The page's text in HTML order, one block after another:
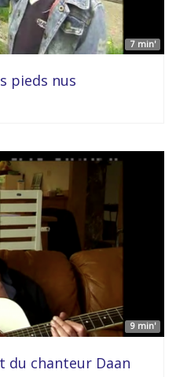
7 min'
pieds nus
9 min'
du chanteur Daan